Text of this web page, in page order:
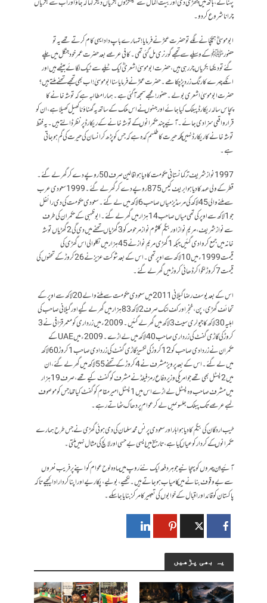
پہنائے، ہاتھ میں چھڑی دی اور بیت المال سے سینکڑوں بکریاں دیکر کہا کہ جاؤ اور اب سے بکریاں
چرانا شروع کر دو۔
ابو موسیؓ ہچکچانے لگے تو حضرت عمرؓ نے فرمایا ! تمہارے باپ دادا یہی کام کرتے تھے یہ تو
حضورﷺ کے وسیلے سے تجھے گورنری مل گئی تھی۔ کافی عرصے بعد حضرت عمر خود جنگل میں چلے
گئے تو دیکھا بکریاں چر رہی ہیں، حضرت ابو موسیٰ اشعریؓ ایک ٹیلے سے ٹیک لگائے بیٹھے ہیں اور
انکے چہرے کا رنگ زرد پڑ چکا ھے۔حضرت عمرؓ نے فرمایا سنا ابو موسیٰ ! اب بھی تجھے تحفے ملتے ہیں؟
حضرت ابو موسیٰ اشعری بولے۔ حضور ! مجھے سمجھ آ گئی ہے۔ہمارا مطالبہ ہے کہ توشہ خانے کا
پچاس سالہ ریکارڈ پبلک کیا جائے اور جنہوں نے اس ملک کے ساتھ یہ گھناؤنا کھیل کھیلا ہے، ان کو
قرار واقعی سزادی جائے۔ آئیے چند حکمرانوں کے توشہ خانے کے ریکارڈ پر نظر ڈالتے ہیں۔ یہ فقط
توشہ خانے کا ریکارڈ نہیں بلکہ حیرت کا طلسم کدہ ہے کہ جس کو پڑھ کر انسان کی حیرت کی گم ہوجاتی
ہے۔
1997 نواز شریف ترکمانستانی حکومت کا دیا ہوا قالین صرف 50 روپے دے کر گھر لے گئے۔
قطر کے ولی عہد کا دیا ہوا بریف کیس 875 روپے دے کر گھر لے گئے۔ 1999سعودی عرب
سے ملنے والی 45لاکھ کی مر سڈیز میاں صاحب 6 لاکھ میں لے گئے۔ سعودی حکومت کی دی رائفل
جو 1لاکھ سے اوپر کی تھی میاں صاحب 14ہزار میں گھر لے گئے۔ ابو ظہبی کے حکمران کی طرف
سے نواز شریف،مریم نواز اوربیگم کلثوم نواز مرحومہ کو 3 گھڑیاں تحفے میں دی گی 2 گھڑیاں توشہ
خانہ میں جمع کروا دی گئیں جبکہ 1 گھڑی مریم نواز نے 45 ہزار میں نکلوا لی اس گھڑی کی
قیمت 1999 ءمیں 10 لاکھ سے اوپر تھی۔اس کے بعد شوکت عزیز نے 26 کروڑ کے تحفوں کی
قیمت 7 کروڑ لگوا کر ڈھائی کروڑمیں گھر لے گئے۔
اس کے بعد یوسف رضا گیلانی2011میں سعودی حکومت سے ملنے والے20 لاکھ سے اوپر کے
تحائف گھڑی، پن ،خنجراور کف لنک صرف 2 لاکھ 83 ہزار میں گھر لے گیے اور گیلانی صاحب کی
اہلیہ 30لاکھ کا جیولری سیٹ 3 لاکھ میں گھر لے گئیں۔2009ءمیں زرداری کو معمر قزافی نے 3
کروڑ کی گاڑی گفٹ کی زرداری صاحب 40 لاکھ میں لے اڑے۔ 2009 ءمیں UAEکے
حکمران نے زردادی صاحب کو12 کروڑ کی لکسیز گاڑی گفٹ کی زردادی صاحب 1کروڑ60 لاکھ
میں لے گئے۔اس کے بعد پرویز مشرف نے 4کروڑ کے تحفے 55لاکھ میں گھر لے گئے، ان
میں 2 پسٹل بھی تھے جو امریکی وزیر دفاع رمز فیلڈ نے مشرف کو گفٹ کیے تھے، صرف 19 ہزار
میں مشرف صاحب وہ پسٹل لے اڑے اس میں1 پسٹل امیر مقام کو گفٹ کیا تھاجس کو موصوف
لمبے عرصے تک پبلک جلسوںمیں لے کر عوام پر دھاک بٹھاتے رہے۔
طیب اردگان کی بیگم کا دیا ہوا ہار اور سعودی پرنس محمد سلمان کی دی ہوئی گھڑی نے جس طرح ہمارے
حکمرانوں کے کردار کو عیاں کیا ہے ، تاریخ میں ایسی بے حسی اور لالچ کی مثال نہیں ملتی۔
آئیے ! ان چہروں کو پہچانیے جو ہر دفعہ ایک نئے روپ میں سادہ لوح عوام کو اپنے پر فریب نعروں
سے بے وقوف بنانے میں کامیاب ہوجاتے ہیں۔ لکھیے ، بولیے، پکاریےاور اپنا کردار ادا کیجیے تاکہ
پاکستان کو قائد اور اقبال کے خوابوں کی تعبیر کا مرکز بنایا جاسکے۔
یہ بھی پڑھیں